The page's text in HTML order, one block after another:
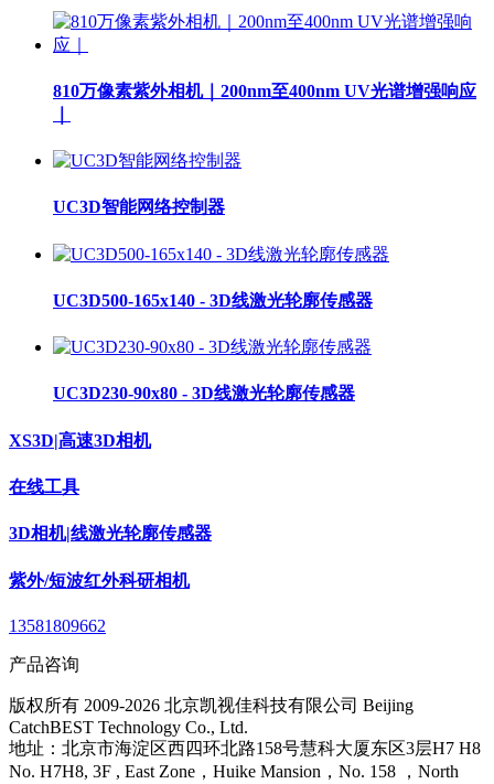
810万像素紫外相机｜200nm至400nm UV光谱增强响应
UC3D智能网络控制器
UC3D500-165x140 - 3D线激光轮廓传感器
UC3D230-90x80 - 3D线激光轮廓传感器
XS3D|高速3D相机
在线工具
3D相机|线激光轮廓传感器
紫外/短波红外科研相机
13581809662
产品咨询
版权所有 2009-2026 北京凯视佳科技有限公司 Beijing
CatchBEST Technology Co., Ltd.
地址：北京市海淀区西四环北路158号慧科大厦东区3层H7 H8
No. H7H8, 3F , East Zone，Huike Mansion，No. 158 ，North